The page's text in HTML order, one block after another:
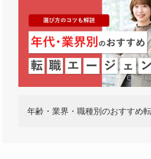
年齢・業界・職種別のおすすめ